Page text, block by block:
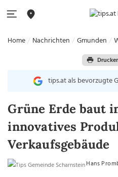
Home Nachrichten Gmunden
tips.at als bevorzugte
Grüne Erde baut
innovatives
Verkaufsgebäude
Hans